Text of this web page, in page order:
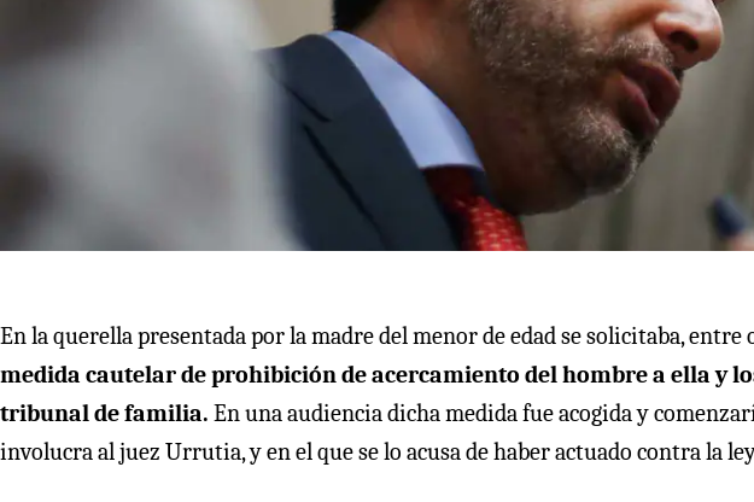
En la querella presentada por la madre del menor de edad se solicitaba, entre
medida cautelar de prohibición de acercamiento del hombre a ella y
tribunal de familia. En una audiencia dicha medida fue acogida y
involucra al juez Urrutia, y en el que se lo acusa de haber actuado contra la